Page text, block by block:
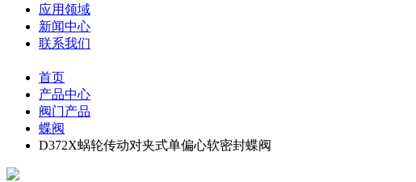
应用领域
新闻中心
联系我们
首页
产品中心
阀门产品
蝶阀
D372X蜗轮传动对夹式单偏心软密封蝶阀